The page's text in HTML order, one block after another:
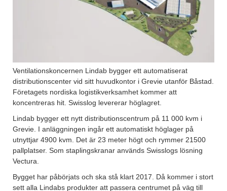
Ventilationskoncernen Lindab bygger ett automatiserat
distributionscenter vid sitt huvudkontor i Grevie utanför Båstad.
Företagets nordiska logistikverksamhet kommer att
koncentreras hit. Swisslog levererar höglagret.
Lindab bygger ett nytt distributionscentrum på 11 000 kvm i
Grevie. I anläggningen ingår ett automatiskt höglager på
utnyttjar 4900 kvm. Det är 23 meter högt och rymmer 21500
pallplatser. Som staplingskranar används Swisslogs lösning
Vectura.
Bygget har påbörjats och ska stå klart 2017. Då kommer i stort
sett alla Lindabs produkter att passera centrumet på väg till